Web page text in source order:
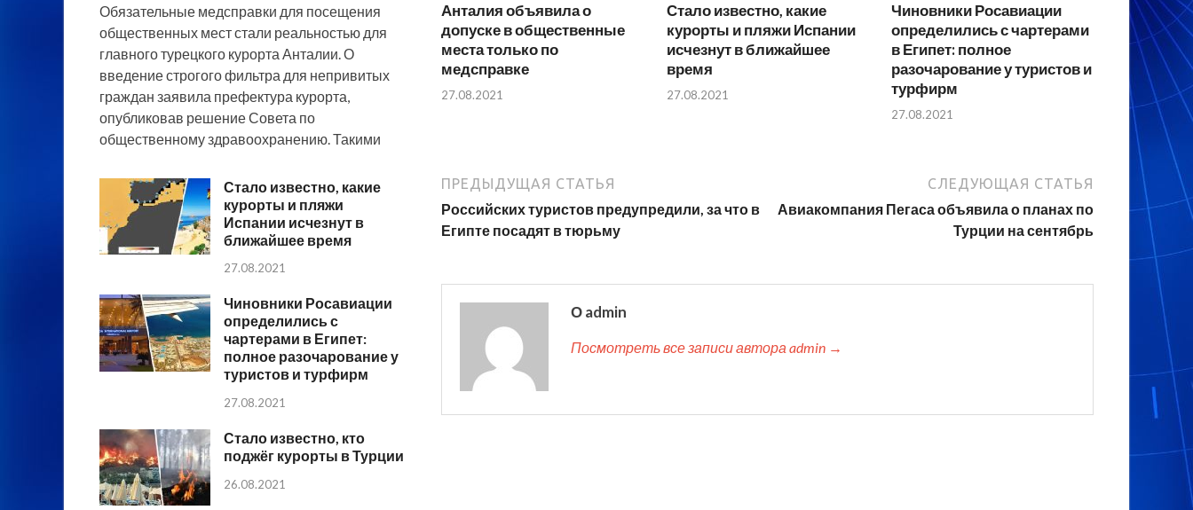
Анталия объявила о
допуске в общественные
места только по
медсправке
27.08.2021
Стало известно, какие
курорты и пляжи Испании
исчезнут в ближайшее
время
27.08.2021
Чиновники Росавиации
определились с чартерами
в Египет: полное
разочарование у туристов и
турфирм
27.08.2021
ПРЕДЫДУЩАЯ СТАТЬЯ
Российских туристов предупредили, за что в
Египте посадят в тюрьму
СЛЕДУЮЩАЯ СТАТЬЯ
Авиакомпания Пегаса объявила о планах по
Турции на сентябрь
О admin
Посмотреть все записи автора admin →
Обязательные медсправки для посещения
общественных мест стали реальностью для
главного турецкого курорта Анталии. О
введение строгого фильтра для непривитых
граждан заявила префектура курорта,
опубликовав решение Совета по
общественному здравоохранению. Такими
Стало известно, какие
курорты и пляжи
Испании исчезнут в
ближайшее время
27.08.2021
Чиновники Росавиации
определились с
чартерами в Египет:
полное разочарование у
туристов и турфирм
27.08.2021
Стало известно, кто
поджёг курорты в Турции
26.08.2021